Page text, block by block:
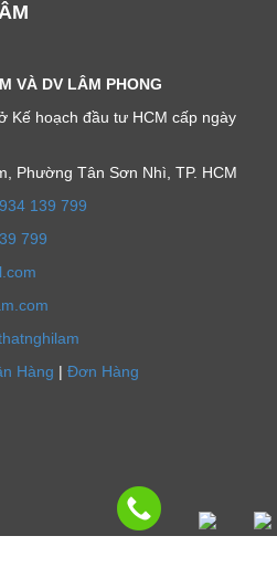
VÀ DV LÂM PHONG
Kế hoạch đầu tư HCM cấp ngày
Phường Tân Sơn Nhì, TP. HCM
139 799
799
Hàng | Đơn Hàng